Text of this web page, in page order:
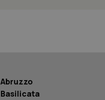
Abruzzo
Basilicata